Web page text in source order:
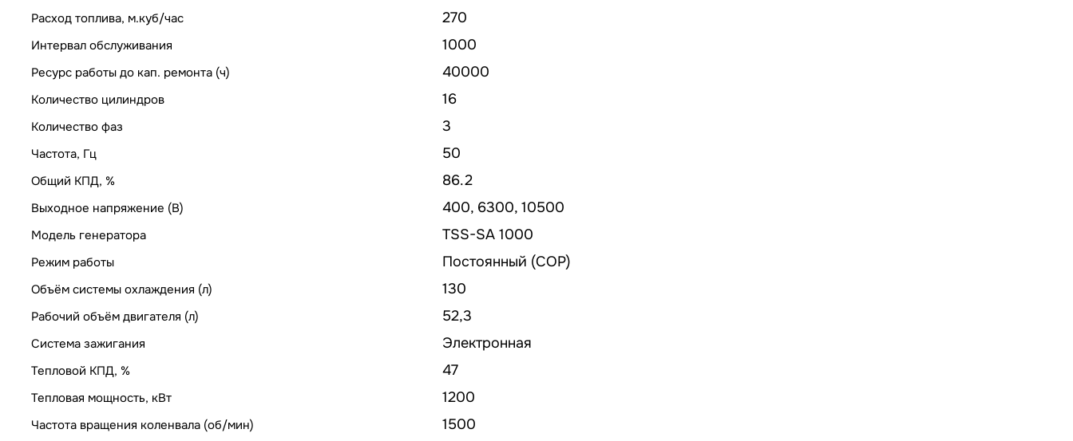
Расход топлива, м.куб/час 270
Интервал обслуживания 1000
Ресурс работы до кап. ремонта (ч) 40000
Количество цилиндров 16
Количество фаз 3
Частота, Гц 50
Общий КПД, % 86.2
Выходное напряжение (В) 400, 6300, 10500
Модель генератора TSS-SA 1000
Режим работы Постоянный (COP)
Объём системы охлаждения (л) 130
Рабочий объём двигателя (л) 52,3
Система зажигания Электронная
Тепловой КПД, % 47
Тепловая мощность, кВт 1200
Частота вращения коленвала (об/мин) 1500